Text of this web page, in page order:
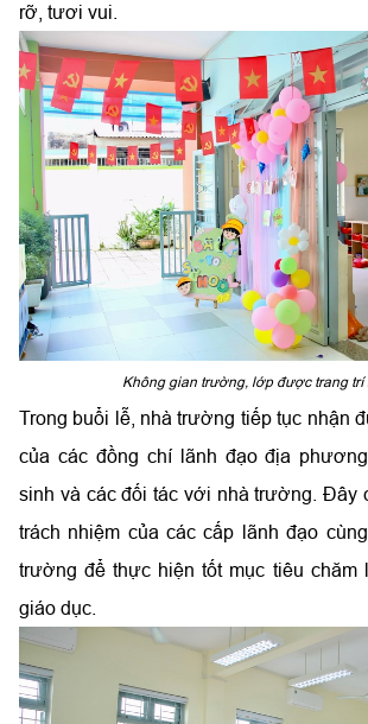
rỡ, tươi vui.
Không gian trường, lớp được trang trí
Trong buổi lễ, nhà trường tiếp tục nhận
của các đồng chí lãnh đạo địa
sinh và các đối tác với nhà trường. Đây
trách nhiệm của các cấp lãnh đạo
trường để thực hiện tốt mục tiêu chăm
giáo dục.